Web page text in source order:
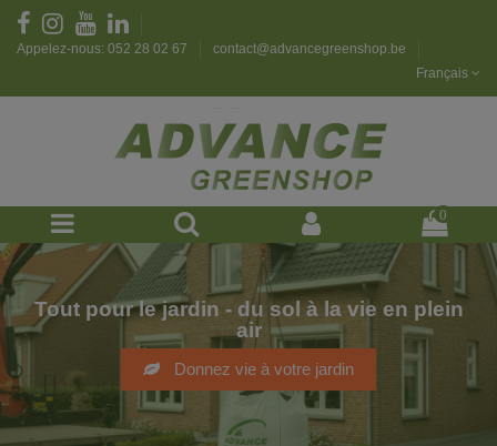
Appelez-nous: 052 28 02 67
contact@advancegreenshop.be
Français
0
Tout pour le jardin - du sol à la vie en plein
air
Donnez vie à votre jardin